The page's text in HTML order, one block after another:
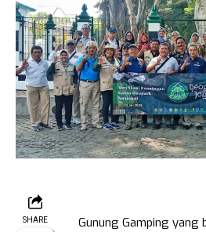
SHARE
Gunung Gamping yang